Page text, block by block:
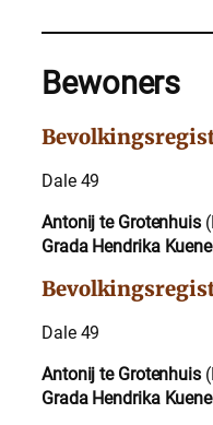
Bewoners
Dale 49
Antonij te Grotenhuis
Grada Hendrika
Dale 49
Antonij te Grotenhuis
Grada Hendrika